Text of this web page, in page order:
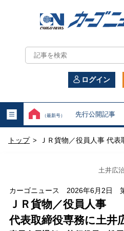
カ
ー
ニ
ュ
オ
ン
ログイン
（最新号） 先行公開記事
トップ > ＪＲ貨物／役員人事 代
土井広
カーゴニュース 2026年6月2日
ＪＲ貨物／役員人事
代表取締役専務に土井